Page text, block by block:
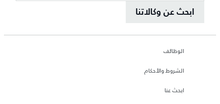
ابحث عن وكالاتنا
الوظائف
الشروط والأحكام
ابحث عنا